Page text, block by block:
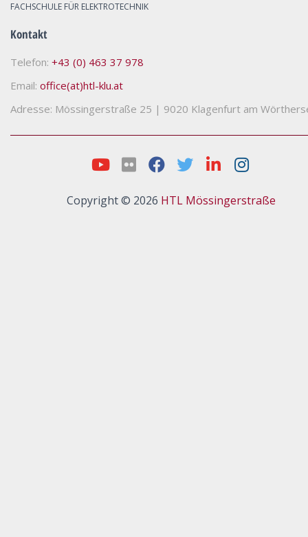
FACHSCHULE FÜR ELEKTROTECHNIK
Kontakt
Telefon: +43 (0) 463 37 978
Email: office(at)htl-klu.at
Adresse: Mössingerstraße 25 | 9020 Klagenfurt am
Copyright © 2026 HTL Mössingerstraße